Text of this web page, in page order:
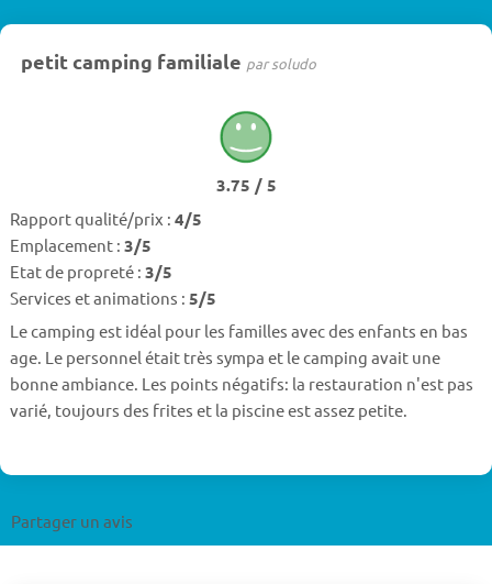
petit camping familiale par soludo
3.75 / 5
Rapport qualité/prix : 4/5
Emplacement : 3/5
Etat de propreté : 3/5
Services et animations : 5/5
Le camping est idéal pour les familles avec des enfants en bas
age. Le personnel était très sympa et le camping avait une
bonne ambiance. Les points négatifs: la restauration n'est pas
varié, toujours des frites et la piscine est assez petite.
Partager un avis